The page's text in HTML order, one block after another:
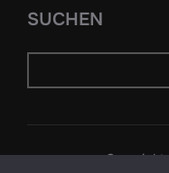
SUCHEN
Copyright